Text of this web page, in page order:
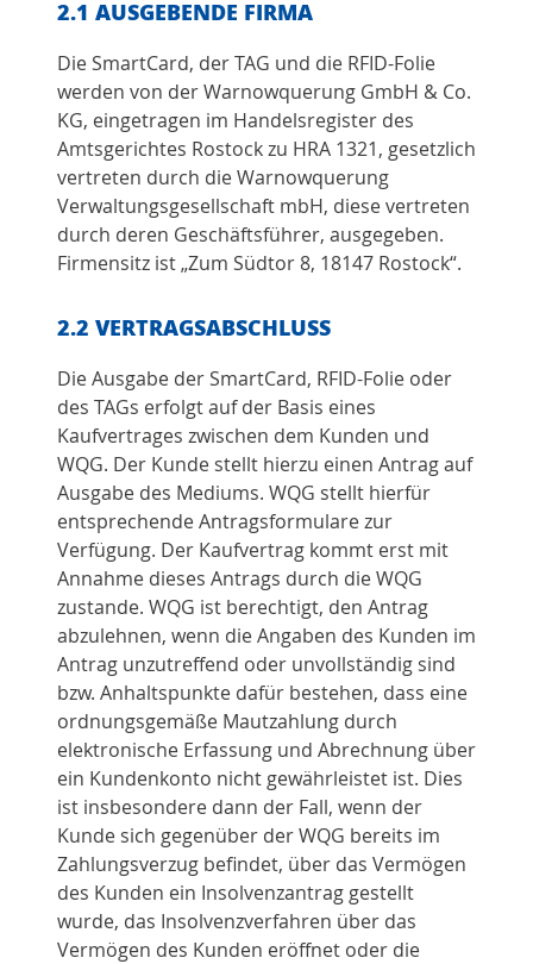
2.1 AUSGEBENDE FIRMA
Die SmartCard, der TAG und die RFID-Folie
werden von der Warnowquerung GmbH & Co.
KG, eingetragen im Handelsregister des
Amtsgerichtes Rostock zu HRA 1321, gesetzlich
vertreten durch die Warnowquerung
Verwaltungsgesellschaft mbH, diese vertreten
durch deren Geschäftsführer, ausgegeben.
Firmensitz ist „Zum Südtor 8, 18147 Rostock“.
2.2 VERTRAGSABSCHLUSS
Die Ausgabe der SmartCard, RFID-Folie oder
des TAGs erfolgt auf der Basis eines
Kaufvertrages zwischen dem Kunden und
WQG. Der Kunde stellt hierzu einen Antrag auf
Ausgabe des Mediums. WQG stellt hierfür
entsprechende Antragsformulare zur
Verfügung. Der Kaufvertrag kommt erst mit
Annahme dieses Antrags durch die WQG
zustande. WQG ist berechtigt, den Antrag
abzulehnen, wenn die Angaben des Kunden im
Antrag unzutreffend oder unvollständig sind
bzw. Anhaltspunkte dafür bestehen, dass eine
ordnungsgemäße Mautzahlung durch
elektronische Erfassung und Abrechnung über
ein Kundenkonto nicht gewährleistet ist. Dies
ist insbesondere dann der Fall, wenn der
Kunde sich gegenüber der WQG bereits im
Zahlungsverzug befindet, über das Vermögen
des Kunden ein Insolvenzantrag gestellt
wurde, das Insolvenzverfahren über das
Vermögen des Kunden eröffnet oder die